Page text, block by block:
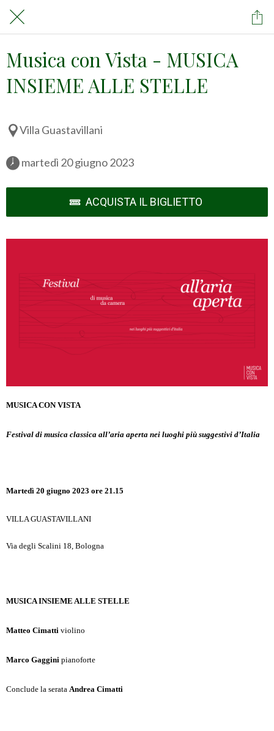
Musica con Vista - MUSICA
INSIEME ALLE STELLE
Villa Guastavillani
martedì 20 giugno 2023
ACQUISTA IL BIGLIETTO
MUSICA CON VISTA
Festival di musica classica all’aria aperta nei luoghi più suggestivi d’Italia
Martedì 20 giugno 2023 ore 21.15
VILLA GUASTAVILLANI
Via degli Scalini 18, Bologna
MUSICA INSIEME ALLE STELLE
Matteo Cimatti violino
Marco Gaggini pianoforte
Conclude la serata Andrea Cimatti